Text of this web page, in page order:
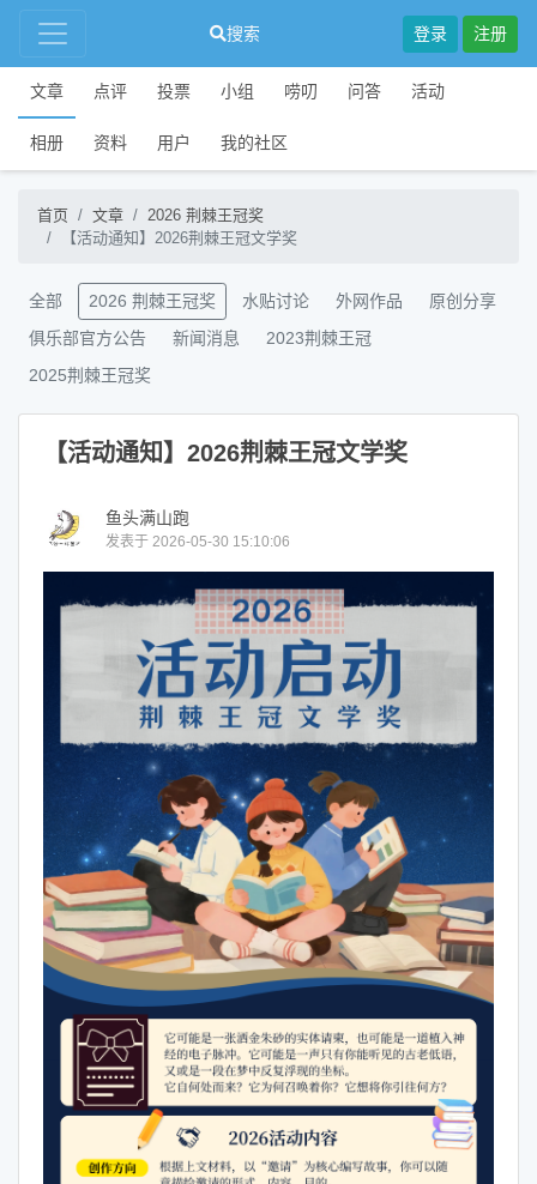
搜索 登录 注册
文章 点评 投票 小组 唠叨 问答 活动
相册 资料 用户 我的社区
首页 文章
2026 荆棘王冠奖
【活动通知】2026荆棘王冠文学奖
全部 2026 荆棘王冠奖 水贴讨论 外网作品
原创分享
俱乐部官方公告
新闻消息
2023荆棘王冠
2025荆棘王冠奖
【活动通知】2026荆棘王冠文学奖
鱼头满山跑
发表于 2026-05-30 15:10:06